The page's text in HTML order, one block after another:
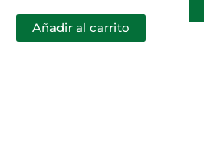
Añadir al carrito